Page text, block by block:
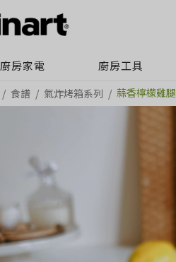
廚房家電 廚房工具
食譜 氣炸烤箱系列 蒜香檸檬雞腿